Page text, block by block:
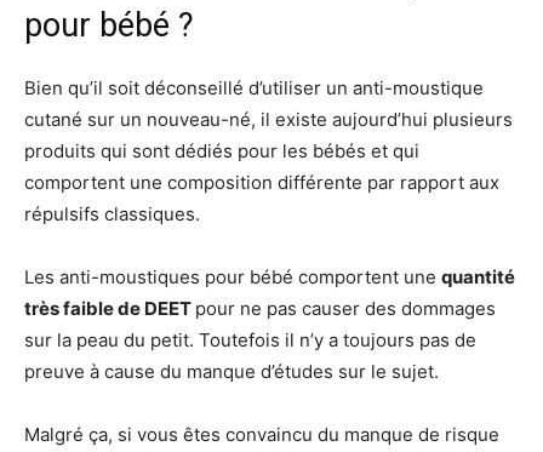
pour bébé ?
Bien qu’il soit déconseillé d’utiliser un anti-moustique
cutané sur un nouveau-né, il existe aujourd’hui plusieurs
produits qui sont dédiés pour les bébés et qui
comportent une composition différente par rapport aux
répulsifs classiques.
Les anti-moustiques pour bébé comportent une quantité
très faible de DEET pour ne pas causer des dommages
sur la peau du petit. Toutefois il n’y a toujours pas de
preuve à cause du manque d’études sur le sujet.
Malgré ça, si vous êtes convaincu du manque de risque